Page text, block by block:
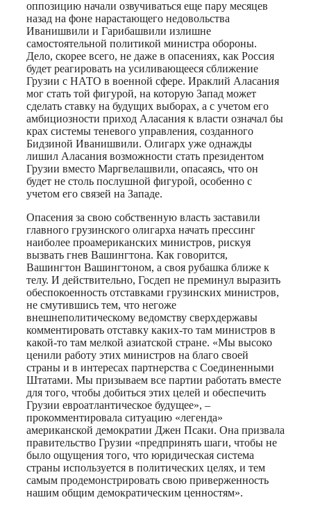
оппозицию начали озвучиваться еще пару месяцев
назад на фоне нарастающего недовольства
Иванишвили и Гарибашвили излишне
самостоятельной политикой министра обороны.
Дело, скорее всего, не даже в опасениях, как Россия
будет реагировать на усиливающееся сближение
Грузии с НАТО в военной сфере. Ираклий Аласания
мог стать той фигурой, на которую Запад может
сделать ставку на будущих выборах, а с учетом его
амбициозности приход Аласания к власти означал бы
крах системы теневого управления, созданного
Бидзиной Иванишвили. Олигарх уже однажды
лишил Аласания возможности стать президентом
Грузии вместо Маргвелашвили, опасаясь, что он
будет не столь послушной фигурой, особенно с
учетом его связей на Западе.
Опасения за свою собственную власть заставили
главного грузинского олигарха начать прессинг
наиболее проамериканских министров, рискуя
вызвать гнев Вашингтона. Как говорится,
Вашингтон Вашингтоном, а своя рубашка ближе к
телу. И действительно, Госдеп не преминул выразить
обеспокоенность отставками грузинских министров,
не смутившись тем, что негоже
внешнеполитическому ведомству сверхдержавы
комментировать отставку каких-то там министров в
какой-то там мелкой азиатской стране. «Мы высоко
ценили работу этих министров на благо своей
страны и в интересах партнерства с Соединенными
Штатами. Мы призываем все партии работать вместе
для того, чтобы добиться этих целей и обеспечить
Грузии евроатлантическое будущее», –
прокомментировала ситуацию «легенда»
американской демократии Джен Псаки. Она призвала
правительство Грузии «предпринять шаги, чтобы не
было ощущения того, что юридическая система
страны используется в политических целях, и тем
самым продемонстрировать свою приверженность
нашим общим демократическим ценностям».